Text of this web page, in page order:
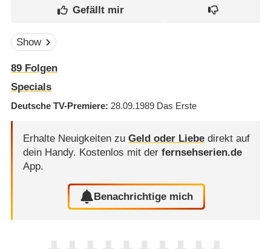
Show
89Folgen
Specials
Deutsche TV-Premiere 28.09.1989 Das Erste
Erhalte Neuigkeiten zu Geld oder Liebedirekt auf
dein Handy. Kostenlos mit der fernsehserien.de
App.
Benachrichtige mich